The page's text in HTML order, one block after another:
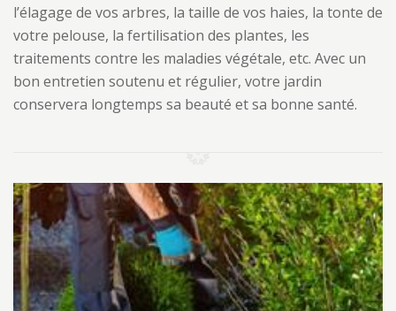
l’élagage de vos arbres, la taille de vos haies, la tonte de
votre pelouse, la fertilisation des plantes, les
traitements contre les maladies végétale, etc. Avec un
bon entretien soutenu et régulier, votre jardin
conservera longtemps sa beauté et sa bonne santé.